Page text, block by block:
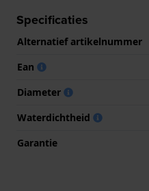
horloge geleverd met 2
Specificaties
Alternatief artikelnummer
Ean
Diameter
Waterdichtheid
Garantie